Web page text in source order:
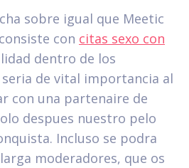
sobre igual que Meetic
con citas sexo con
dentro de los
de vital importancia al
con una partenaire de
despues nuestro pelo
Incluso se podra
moderadores, que os